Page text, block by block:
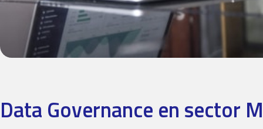
Data Governance en sector